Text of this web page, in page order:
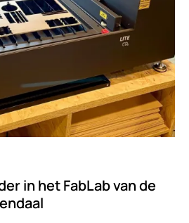
in het FabLab van de